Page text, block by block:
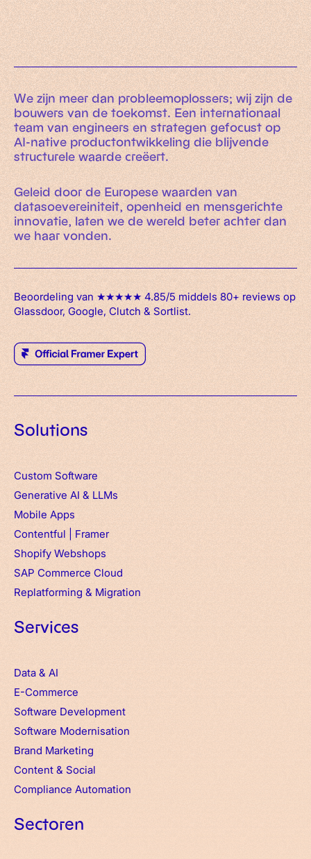
We zijn meer dan probleemoplossers; wij zijn de
bouwers van de toekomst. Een internationaal
team van engineers en strategen gefocust op
AI-native productontwikkeling die blijvende
structurele waarde creëert.
Geleid door de Europese waarden van
datasoevereiniteit, openheid en mensgerichte
innovatie, laten we de wereld beter achter dan
we haar vonden.
Beoordeling van ★★★★★ 4.85/5 middels 80+ reviews op
Glassdoor, Google, Clutch & Sortlist.
Solutions
Custom Software
Generative AI & LLMs
Mobile Apps
Contentful
Framer
Shopify Webshops
SAP Commerce Cloud
Replatforming & Migration
Services
Data & AI
E-Commerce
Software Development
Software Modernisation
Brand Marketing
Content & Social
Compliance Automation
Sectoren